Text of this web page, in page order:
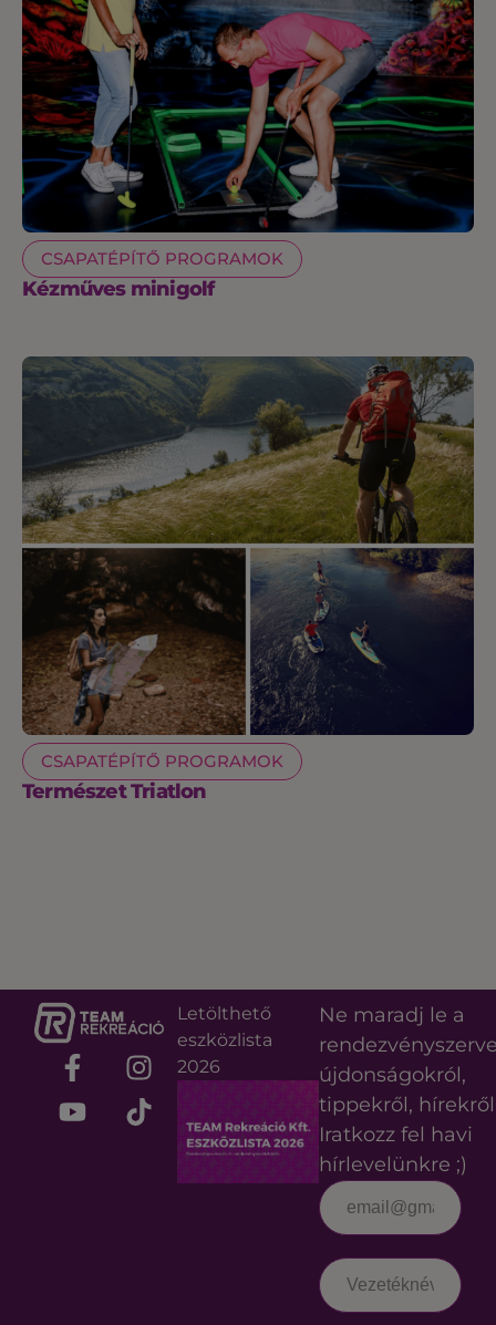
CSAPATÉPÍTŐ PROGRAMOK
Kézműves minigolf
CSAPATÉPÍTŐ PROGRAMOK
Természet Triatlon
Letölthető
eszközlista
2026
Ne maradj le a
újdonságokról,
tippekről,
Iratkozz fel havi
hírlevelünkre ;)